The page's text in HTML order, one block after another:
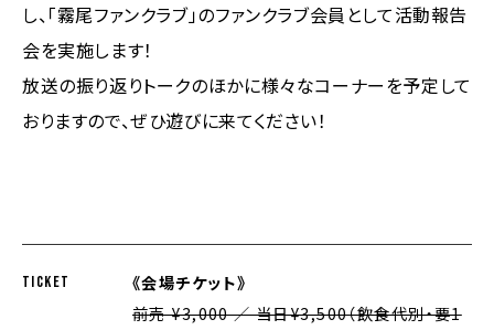
し、「霧尾ファンクラブ」のファンクラブ会員として活動報告
会を実施します！
放送の振り返りトークのほかに様々なコーナーを予定して
おりますので、ぜひ遊びに来てください！
TICKET
《会場チケット》
前売 ¥3,000 ／ 当日¥3,500（飲食代別・要1